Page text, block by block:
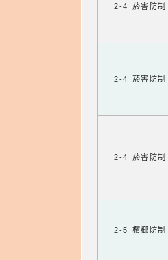
2-4 菸害防制
2-4 菸害防制
2-4 菸害防制
2-5 檳榔防制